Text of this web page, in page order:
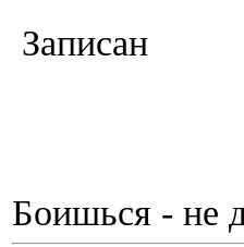
Записан
Боишься - не